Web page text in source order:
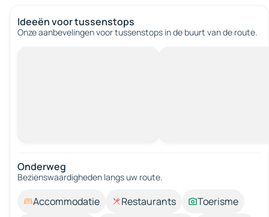
Ideeën voor tussenstops
Onze aanbevelingen voor tussenstops in de buurt van de route.
Onderweg
Bezienswaardigheden langs uw route.
Accommodatie Restaurants
Toerisme